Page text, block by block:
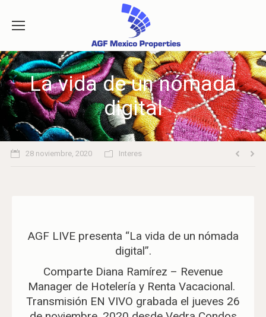
La vida de un nómada
digital
28 noviembre, 2020 Interes
AGF LIVE presenta “La vida de un nómada
digital”.
Comparte Diana Ramírez – Revenue
Manager de Hotelería y Renta Vacacional.
Transmisión EN VIVO grabada el jueves 26